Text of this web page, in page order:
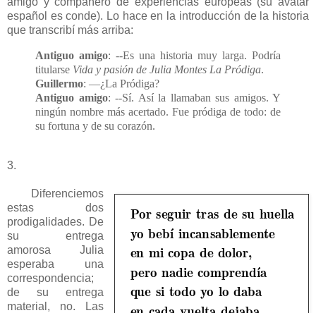
español es conde). Lo hace en la introducción de la historia
que transcribí más arriba:
Antiguo amigo: --Es una historia muy larga. Podría
titularse Vida y pasión de Julia Montes La Pródiga.
Guillermo: —¿La Pródiga?
Antiguo amigo: --Sí. Así la llamaban sus amigos. Y
ningún nombre más acertado. Fue pródiga de todo: de
su fortuna y de su corazón.
3.
Diferenciemos
estas dos
prodigalidades. De
su entrega
amorosa Julia
esperaba una
correspondencia;
de su entrega
material, no. Las